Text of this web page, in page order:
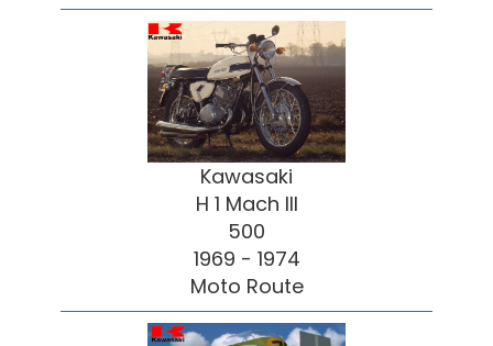
Kawasaki
H 1 Mach III
500
1969 - 1974
Moto Route